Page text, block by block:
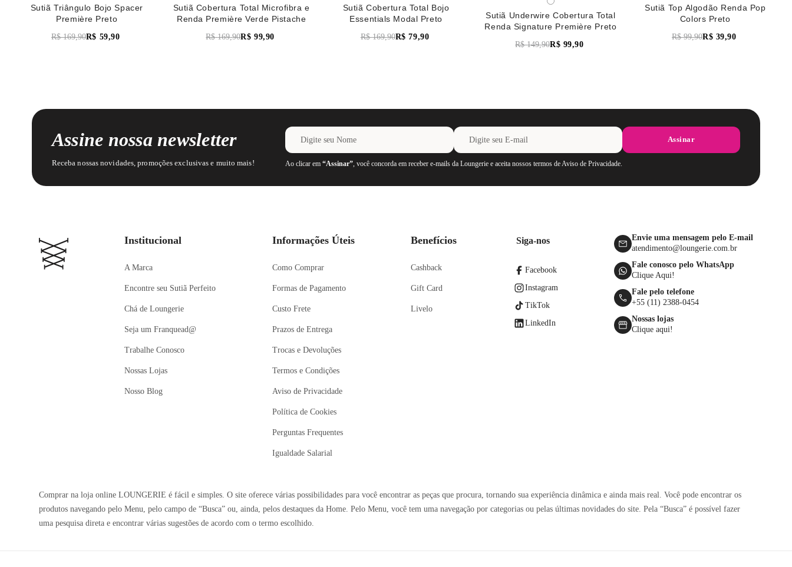
Sutiã Triângulo Bojo Spacer
Première Preto
R$ 169,90R$ 59,90
Sutiã Cobertura Total Microfibra e
Renda Première Verde Pistache
R$ 169,90R$ 99,90
Sutiã Cobertura Total Bojo
Essentials Modal Preto
R$ 169,90R$ 79,90
Sutiã Underwire Cobertura Total
Renda Signature Première Preto
R$ 149,90R$ 99,90
Sutiã Top Algodão Renda Pop
Colors Preto
R$ 99,90R$ 39,90
Assine nossa newsletter
Receba nossas novidades, promoções exclusivas e muito mais!
Assinar
Ao clicar em “Assinar”, você concorda em receber e-mails da Loungerie e aceita nossos termos de Aviso de Privacidade.
Institucional
A Marca
Encontre seu Sutiã Perfeito
Chá de Loungerie
Seja um Franquead@
Trabalhe Conosco
Nossas Lojas
Nosso Blog
Informações Úteis
Como Comprar
Formas de Pagamento
Custo Frete
Prazos de Entrega
Trocas e Devoluções
Termos e Condições
Aviso de Privacidade
Política de Cookies
Perguntas Frequentes
Igualdade Salarial
Benefícios
Cashback
Gift Card
Livelo
Siga-nos
Facebook
Instagram
TikTok
LinkedIn
Envie uma mensagem pelo E-mail
atendimento@loungerie.com.br
Fale conosco pelo WhatsApp
Clique Aqui!
Fale pelo telefone
+55 (11) 2388-0454
Nossas lojas
Clique aqui!
Comprar na loja online LOUNGERIE é fácil e simples. O site oferece várias possibilidades para você encontrar as peças que procura, tornando sua experiência dinâmica e ainda mais real. Você pode encontrar os
produtos navegando pelo Menu, pelo campo de “Busca” ou, ainda, pelos destaques da Home. Pelo Menu, você tem uma navegação por categorias ou pelas últimas novidades do site. Pela “Busca” é possível fazer
uma pesquisa direta e encontrar várias sugestões de acordo com o termo escolhido.